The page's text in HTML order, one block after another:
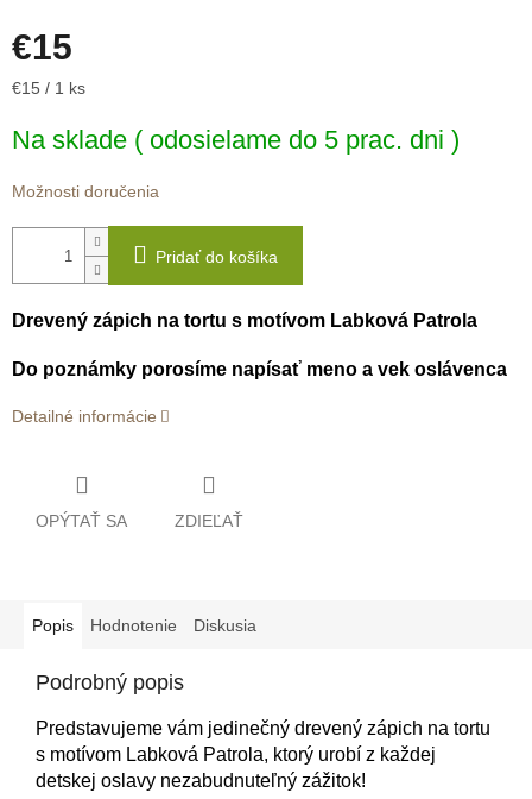
€15
Jednotková
€15 / 1 ks
Na sklade ( odosielame do 5 prac. dni )
Možnosti doručenia
Pridať do košíka
Drevený zápich na tortu s motívom Labková Patrola
Do poznámky porosíme napísať meno a vek oslávenca
Detailné informácie
OPÝTAŤ SA ZDIEĽAŤ
Popis Hodnotenie Diskusia
Podrobný popis
Predstavujeme vám jedinečný drevený zápich na tortu
s motívom Labková Patrola, ktorý urobí z každej
detskej oslavy nezabudnuteľný zážitok!